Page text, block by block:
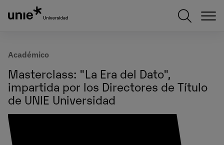
Académico
Masterclass: "La Era del Dato",
impartida por los Directores de Título
de UNIE Universidad